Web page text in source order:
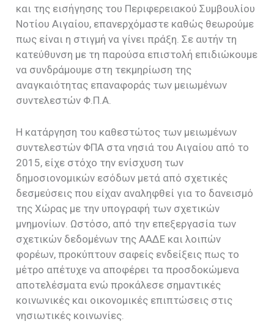
και της εισήγησης του Περιφερειακού Συμβουλίου
Νοτίου Αιγαίου, επανερχόμαστε καθώς θεωρούμε
πως είναι η στιγμή να γίνει πράξη. Σε αυτήν τη
κατεύθυνση με τη παρούσα επιστολή επιδιώκουμε
να συνδράμουμε στη τεκμηρίωση της
αναγκαιότητας επαναφοράς των μειωμένων
συντελεστών Φ.Π.Α.
Η κατάργηση του καθεστώτος των μειωμένων
συντελεστών ΦΠΑ στα νησιά του Αιγαίου από το
2015, είχε στόχο την ενίσχυση των
δημοσιονομικών εσόδων μετά από σχετικές
δεσμεύσεις που είχαν αναληφθεί για το δανεισμό
της Χώρας με την υπογραφή των σχετικών
μνημονίων. Ωστόσο, από την επεξεργασία των
σχετικών δεδομένων της ΑΑΔΕ και λοιπών
φορέων, προκύπτουν σαφείς ενδείξεις πως το
μέτρο απέτυχε να αποφέρει τα προσδοκώμενα
αποτελέσματα ενώ προκάλεσε σημαντικές
κοινωνικές και οικονομικές επιπτώσεις στις
νησιωτικές κοινωνίες.